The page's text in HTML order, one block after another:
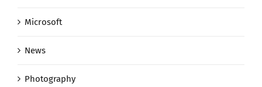
Microsoft
News
Photography